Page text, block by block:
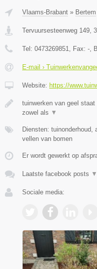
Vlaams-Brabant » Bertem
Tervuursesteenweg 149
Tel: 0473269851 , Fax: - ,
E-mail ›
Website: https://
tuinwerken van geel staat
zowel als ▼
Diensten: tuinonderhoud,
vellen van bomen
Er wordt gewerkt op
Laatste facebook posts ▼
Sociale media: